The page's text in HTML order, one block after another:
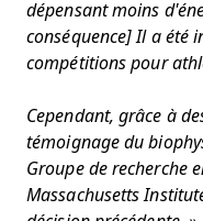
dépensant moins
conséquence] Il a été
compétitions pour
Cependant, grâce à
témoignage du
Groupe de recherche
Massachusetts